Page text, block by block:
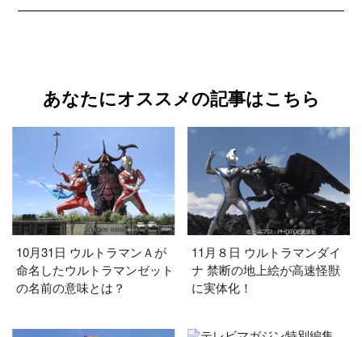
あなたにオススメの記事はこちら
10月31日 ウルトラマンＡが
命名したウルトラマンゼット
の名前の意味とは？
11月８日 ウルトラマンダイ
ナ 禁断の地上絵が高速怪獣
に実体化！